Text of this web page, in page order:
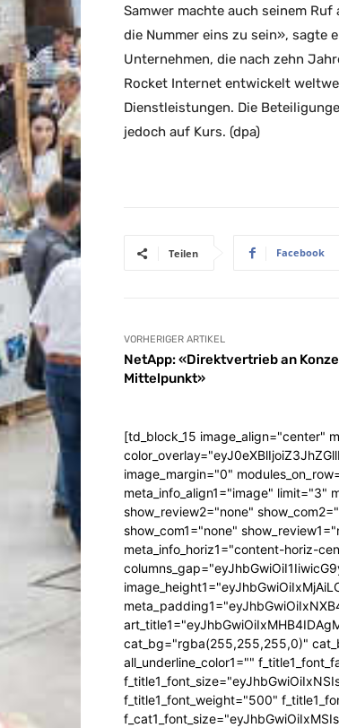
Samwer machte auch seinem
die Nummer eins zu sein», sagte
Unternehmen, die nach zehn
Rocket Internet entwickelt
Dienstleistungen. Die
jedoch auf Kurs. (dpa)
Teilen Facebook
VORHERIGER ARTIKEL
NetApp: «Direktvertrieb an
Mittelpunkt»
[td_block_15 image_align="center"
image_margin="0"
meta_info_align1="image" limit="3"
show_review2="none"
show_com1="none"
meta_info_horiz1="content-horiz-
cat_bg="rgba(255,255,255,0)"
all_underline_color1=""
f_title1_font_weight="500"